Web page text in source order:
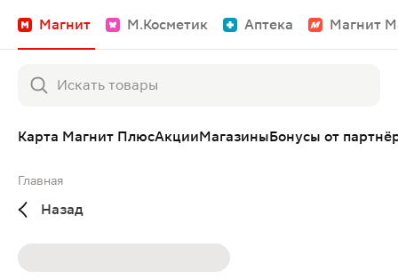
Магнит М.Косметик Аптека Магнит
Карта Магнит ПлюсАкцииМагазиныБонусы от
Главная
Назад